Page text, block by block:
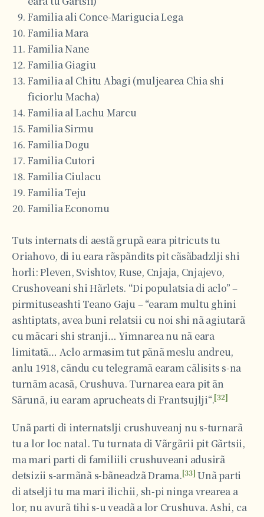
Familia ali Conce-Marigucia Lega
Familia Mara
Familia Nane
Familia Giagiu
Familia al Chitu Abagi (muljearea Chia shi
ficiorlu Macha)
Familia al Lachu Marcu
Familia Sirmu
Familia Dogu
Familia Cutori
Familia Ciulacu
Familia Teju
Familia Economu
Tuts internats di aestã grupã eara pitricuts tu
Oriahovo, di iu eara rãspãndits pit cãsãbadzlji shi
horli: Pleven, Svishtov, Ruse, Cnjaja, Cnjajevo,
Crushoveani shi Hãrlets. “Di populatsia di aclo” –
pirmituseashti Teano Gaju – “earam multu ghini
ashtiptats, avea buni relatsii cu noi shi nã agiutarã
cu mãcari shi stranji… Yimnarea nu nã eara
limitatã… Aclo armasim tut pãnã meslu andreu,
anlu 1918, cãndu cu telegramã earam cãlisits s-na
turnãm acasã, Crushuva. Turnarea eara pit ãn
Sãrunã, iu earam aprucheats di Frantsujlji“.[32]
Unã parti di internatslji crushuveanj nu s-turnarã
tu a lor loc natal. Tu turnata di Vãrgãrii pit Gãrtsii,
ma mari parti di familiili crushuveani adusirã
detsizii s-armãnã s-bãneadzã Drama.[33] Unã parti
di atselji tu ma mari ilichii, sh-pi ninga vrearea a
lor, nu avurã tihi s-u veadã a lor Crushuva. Ashi, ca